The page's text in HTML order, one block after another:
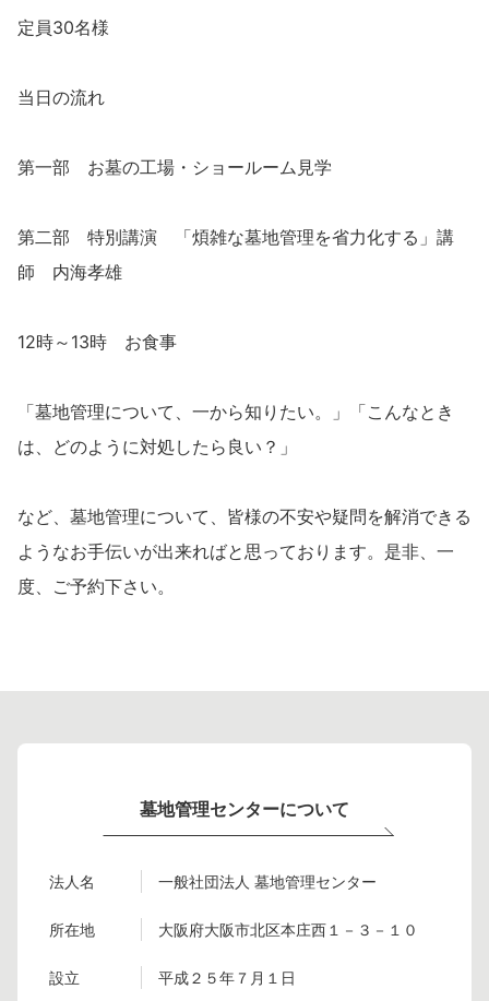
定員30名様
当日の流れ
第一部 お墓の工場・ショールーム見学
第二部 特別講演 「煩雑な墓地管理を省力化する」講
師 内海孝雄
12時～13時 お食事
「墓地管理について、一から知りたい。」「こんなとき
は、どのように対処したら良い？」
など、墓地管理について、皆様の不安や疑問を解消できる
ようなお手伝いが出来ればと思っております。是非、一
度、ご予約下さい。
墓地管理センターについて
法人名 一般社団法人 墓地管理センター
所在地 大阪府大阪市北区本庄西１－３－１０
設立 平成２５年７月１日